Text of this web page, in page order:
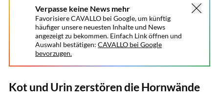
Verpasse keine News mehr
Favorisiere CAVALLO bei Google, um künftig
häufiger unsere neuesten Inhalte und News
angezeigt zu bekommen. Einfach Link öffnen und
Auswahl bestätigen: CAVALLO bei Google
bevorzugen.
Kot und Urin zerstören die Hornwände